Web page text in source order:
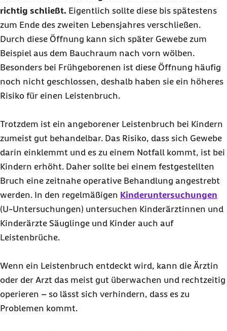
richtig schließt. Eigentlich sollte diese bis spätestens
zum Ende des zweiten Lebensjahres verschließen.
Durch diese Öffnung kann sich später Gewebe zum
Beispiel aus dem Bauchraum nach vorn wölben.
Besonders bei Frühgeborenen ist diese Öffnung häufig
noch nicht geschlossen, deshalb haben sie ein höheres
Risiko für einen Leistenbruch.
Trotzdem ist ein angeborener Leistenbruch bei Kindern
zumeist gut behandelbar. Das Risiko, dass sich Gewebe
darin einklemmt und es zu einem Notfall kommt, ist bei
Kindern erhöht. Daher sollte bei einem festgestellten
Bruch eine zeitnahe operative Behandlung angestrebt
werden. In den regelmäßigen Kinderuntersuchungen
(U-Untersuchungen) untersuchen Kinderärztinnen und
Kinderärzte Säuglinge und Kinder auch auf
Leistenbrüche.
Wenn ein Leistenbruch entdeckt wird, kann die Ärztin
oder der Arzt das meist gut überwachen und rechtzeitig
operieren – so lässt sich verhindern, dass es zu
Problemen kommt.